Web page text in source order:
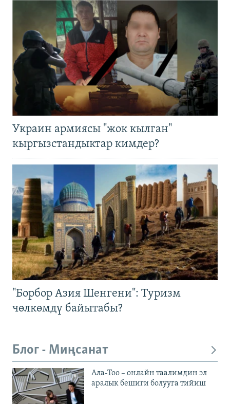
Украин армиясы "жок кылган"
кыргызстандыктар кимдер?
"Борбор Азия Шенгени": Туризм
чөлкөмдү байытабы?
Блог - Миңсанат
Ала-Тоо – онлайн таалимдин эл
аралык бешиги болууга тийиш